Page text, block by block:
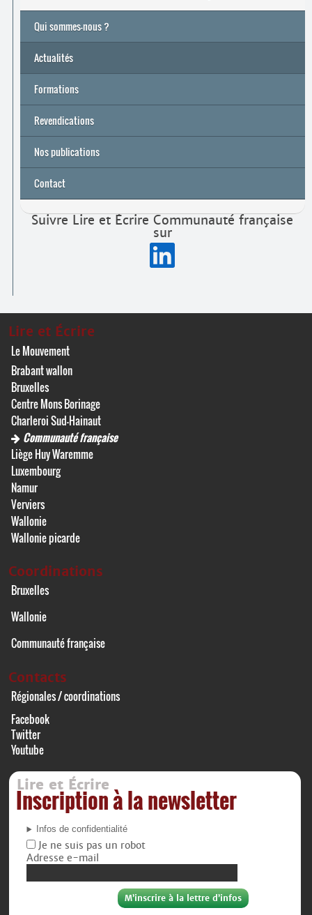
Qui sommes-nous ?
Actualités
Formations
Archives
Université de printemps 2026
Revendications
Nos publications
Contact
Suivre Lire et Écrire Communauté française
sur
Lire et Écrire
Le Mouvement
Brabant wallon
Bruxelles
Centre Mons Borinage
Charleroi Sud-Hainaut
Communauté française
Liège Huy Waremme
Luxembourg
Namur
Verviers
Wallonie
Wallonie picarde
Coordinations
Bruxelles
Wallonie
Communauté française
Contacts
Régionales / coordinations
Facebook
Twitter
Youtube
Lire et Écrire
Inscription à la newsletter
Infos de confidentialité
Je ne suis pas un robot
Adresse e-mail